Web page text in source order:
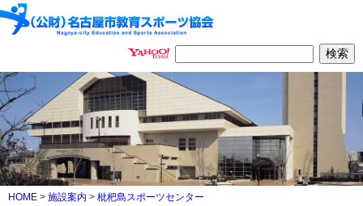
HOME > 施設案内 > 枇杷島スポーツセンター